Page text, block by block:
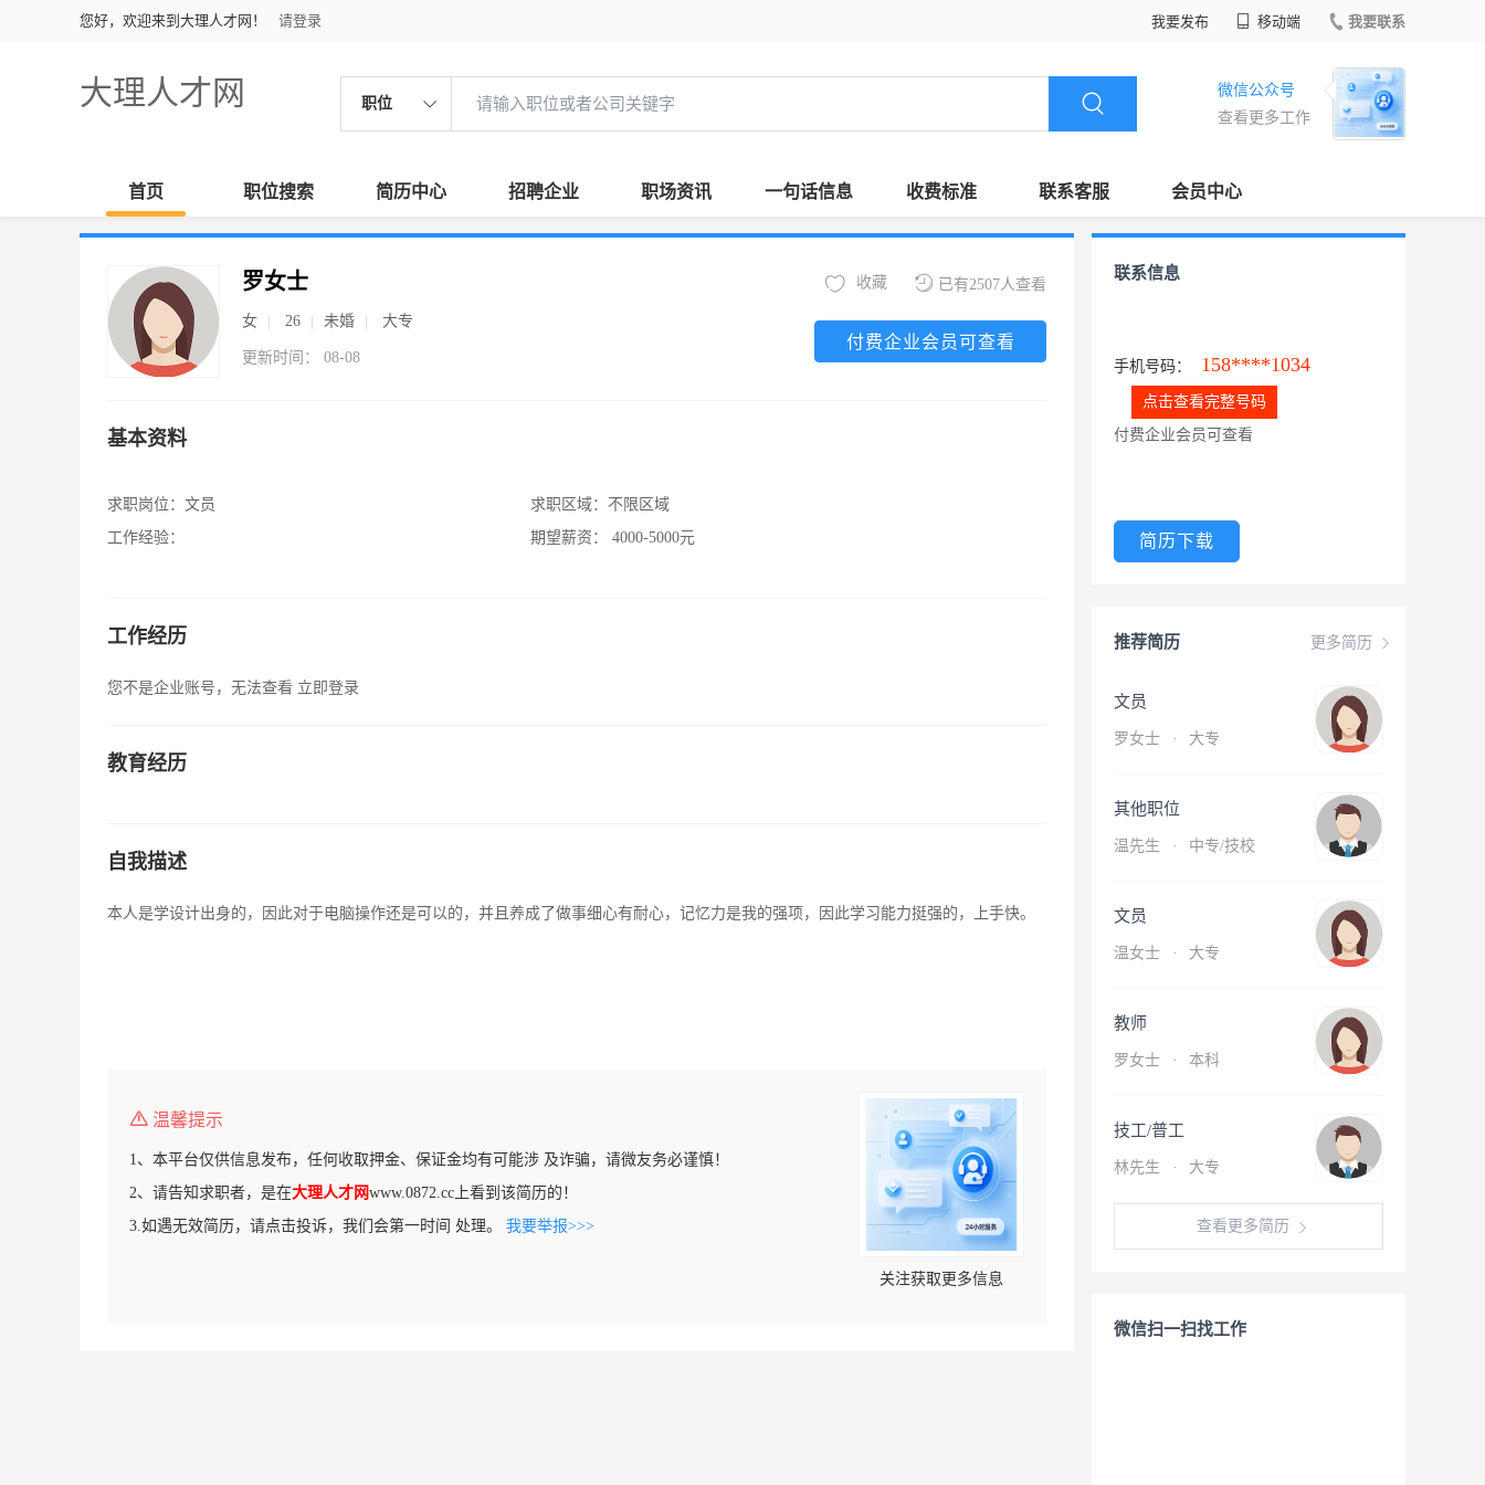
您好，欢迎来到大理人才网！ 请登录 我要发布 移动端 我要联系
大理人才网 职位
微信公众号
查看更多工作
首页 职位搜索 简历中心 招聘企业 职场资讯 一句话信息 收费标准 联系客服 会员中心
罗女士
女 26 未婚 大专
更新时间： 08-08
已有2507人查看
收藏
付费企业会员可查看
基本资料
求职岗位： 文员
工作经验：
求职区域： 不限区域
期望薪资：
4000-5000元
工作经历
您不是企业账号，无法查看 立即登录
教育经历
自我描述
本人是学设计出身的，因此对于电脑操作还是可以的，并且养成了做事细心有耐心，记忆力是我的强项，因此学习能力挺强的，上手快。
温馨提示
1、本平台仅供信息发布，任何收取押金、保证金均有可能涉 及诈骗，请微友务必谨慎！
2、请告知求职者，是在大理人才网www.0872.cc上看到该简历的！
3.如遇无效简历，请点击投诉，我们会第一时间 处理。 我要举报>>>
关注获取更多信息
联系信息
手机号码： 158****1034
点击查看完整号码
付费企业会员可查看
简历下载
更多简历
推荐简历
文员
罗女士 · 大专
其他职位
温先生 · 中专/技校
文员
温女士 · 大专
教师
罗女士 · 本科
技工/普工
林先生 · 大专
查看更多简历
微信扫一扫找工作